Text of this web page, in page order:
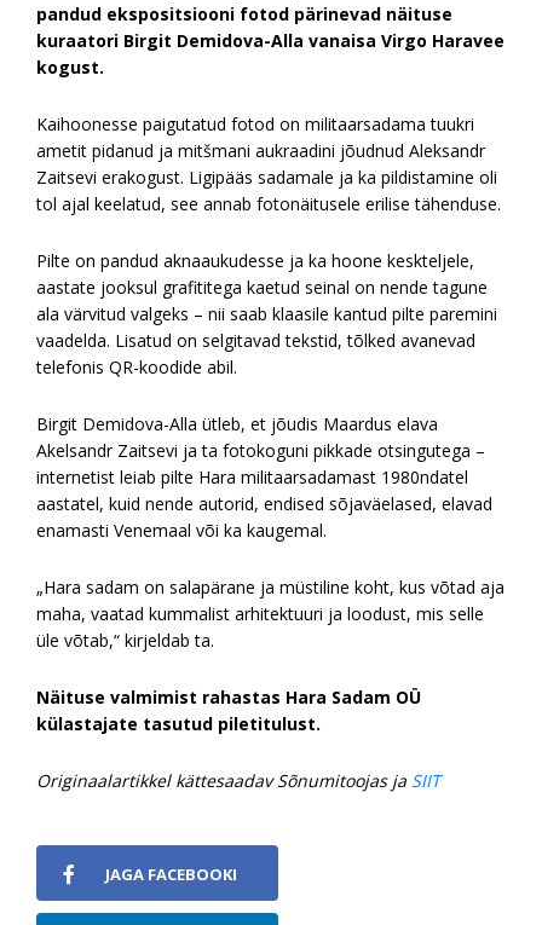
pandud ekspositsiooni fotod pärinevad näituse
kuraatori Birgit Demidova-Alla vanaisa Virgo Haravee
kogust.
Kaihoonesse paigutatud fotod on militaarsadama tuukri
ametit pidanud ja mitšmani aukraadini jõudnud Aleksandr
Zaitsevi erakogust. Ligipääs sadamale ja ka pildistamine oli
tol ajal keelatud, see annab fotonäitusele erilise tähenduse.
Pilte on pandud aknaaukudesse ja ka hoone keskteljele,
aastate jooksul grafititega kaetud seinal on nende tagune
ala värvitud valgeks – nii saab klaasile kantud pilte paremini
vaadelda. Lisatud on selgitavad tekstid, tõlked avanevad
telefonis QR-koodide abil.
Birgit Demidova-Alla ütleb, et jõudis Maardus elava
Akelsandr Zaitsevi ja ta fotokoguni pikkade otsingutega –
internetist leiab pilte Hara militaarsadamast 1980ndatel
aastatel, kuid nende autorid, endised sõjaväelased, elavad
enamasti Venemaal või ka kaugemal.
„Hara sadam on salapärane ja müstiline koht, kus võtad aja
maha, vaatad kummalist arhitektuuri ja loodust, mis selle
üle võtab,“ kirjeldab ta.
Näituse valmimist rahastas Hara Sadam OÜ
külastajate tasutud piletitulust.
Originaalartikkel kättesaadav Sõnumitoojas ja SIIT
JAGA FACEBOOKI